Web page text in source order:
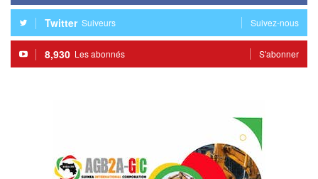
Twitter Suiveurs Suivez-nous
8,930 Les abonnés S'abonner